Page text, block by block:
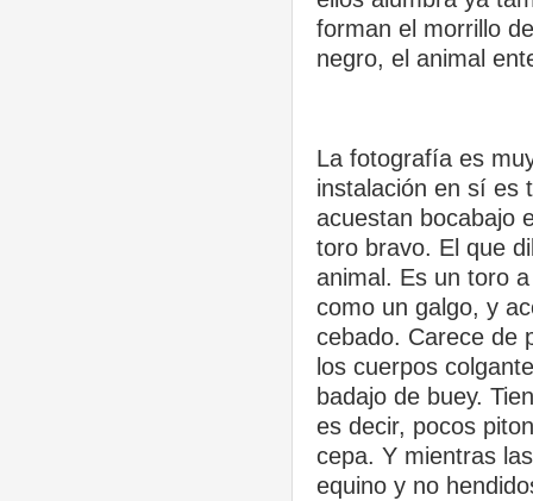
forman el morrillo
negro, el animal
La fotografía es
instalación en sí es
acuestan bocabajo
toro bravo. El que
animal. Es un toro
como un galgo, y
cebado. Carece de
los cuerpos
badajo de buey.
es decir, pocos
cepa. Y mientras
equino y no